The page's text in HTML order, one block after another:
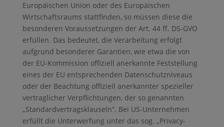
Europäischen Union oder des Europäischen
Wirtschaftsraums stattfinden, so müssen diese die
besonderen Voraussetzungen der Art. 44 ff. DS-GVO
erfüllen. Das bedeutet, die Verarbeitung erfolgt
aufgrund besonderer Garantien, wie etwa die von
der EU-Kommission offiziell anerkannte Feststellung
eines der EU entsprechenden Datenschutzniveaus
oder der Beachtung offiziell anerkannter spezieller
vertraglicher Verpflichtungen, der so genannten
„Standardvertragsklauseln“. Bei US-Unternehmen
erfüllt die Unterwerfung unter das sog. „Privacy-